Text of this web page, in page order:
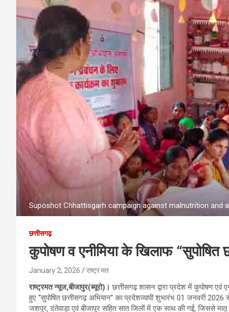
Suposhot Chhattisgarh campaign against malnutrition and
छत्तीसगढ़
कुपोषण व एनीमिया के खिलाफ “सुपोषित
January 2, 2026 राष्ट्र मत
राष्ट्रमत न्यूज,बीजापुर(ब्यूरो)। छत्तीसगढ़ शासन द्वारा प्रदेश में कुपोषण
हुए “सुपोषित छत्तीसगढ़ अभियान” का प्रदेशव्यापी शुभारंभ 01 जनवरी
जशपुर, दंतेवाड़ा एवं बीजापुर सहित सात जिलों में एक साथ की गई, जिससे